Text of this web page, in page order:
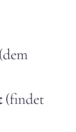
(findet